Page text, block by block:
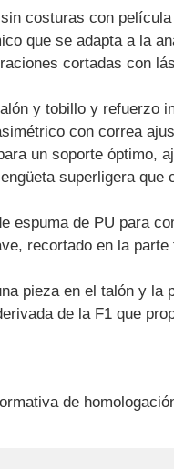
costuras con
que se adapta a la
cortadas con
y tobillo y refuerzo
con correa
un soporte óptimo,
superligera
espuma de PU para
recortado en la
pieza en el talón y la
de la F1 que
de